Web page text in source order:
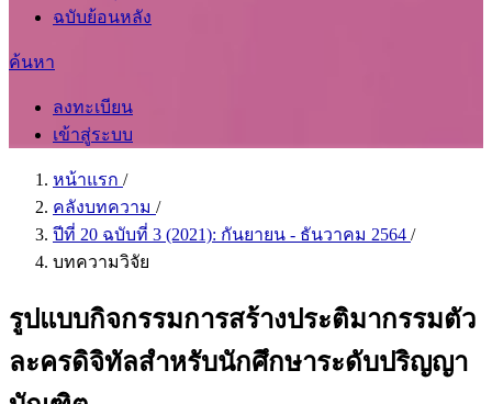
ฉบับย้อนหลัง
ค้นหา
ลงทะเบียน
เข้าสู่ระบบ
หน้าแรก /
คลังบทความ /
ปีที่ 20 ฉบับที่ 3 (2021): กันยายน - ธันวาคม 2564 /
บทความวิจัย
รูปแบบกิจกรรมการสร้างประติมากรรมตัว
ละครดิจิทัลสำหรับนักศึกษาระดับปริญญา